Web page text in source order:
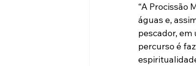
“A Procissão
águas e,
pescador, em
percurso é